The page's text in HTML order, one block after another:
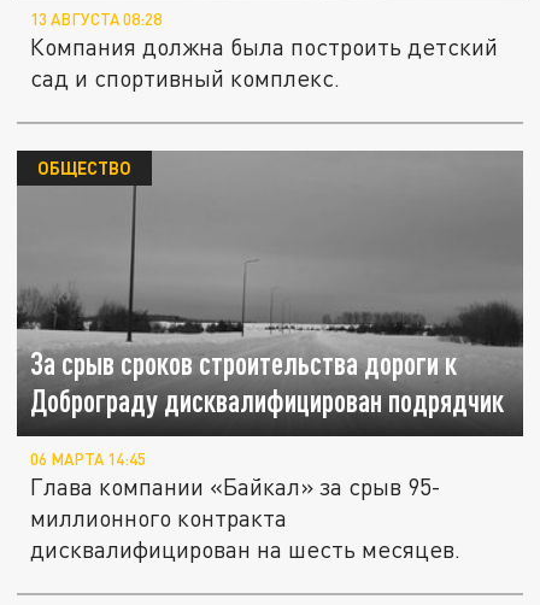
13 АВГУСТА 08:28
Компания должна была построить детский
сад и спортивный комплекс.
За срыв сроков строительства дороги к
Доброграду дисквалифицирован подрядчик
ОБЩЕСТВО
06 МАРТА 14:45
Глава компании «Байкал» за срыв 95-
миллионного контракта
дисквалифицирован на шесть месяцев.